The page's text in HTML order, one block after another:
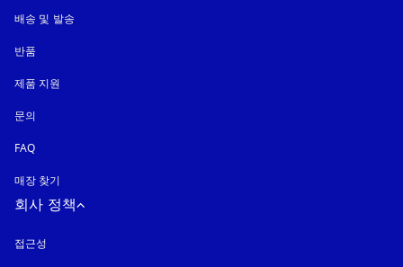
배송 및 발송
반품
제품 지원
문의
FAQ
매장 찾기
회사 정책
접근성